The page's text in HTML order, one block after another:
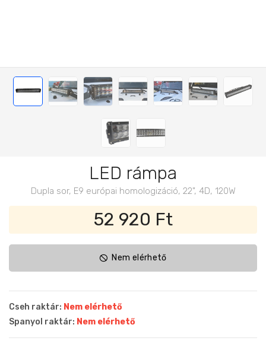
LED rámpa
Dupla sor, E9 európai homologizáció, 22", 4D, 120W
52 920 Ft
Nem elérhető
Cseh raktár: Nem elérhető
Spanyol raktár: Nem elérhető